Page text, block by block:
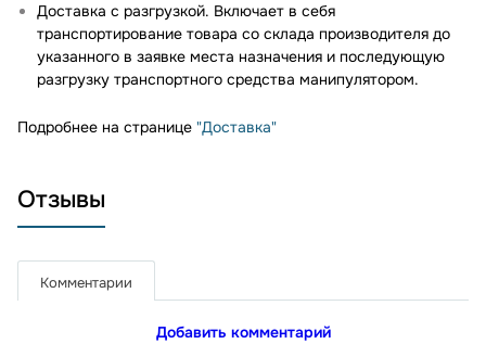
Доставка с разгрузкой. Включает в себя
транспортирование товара со склада производителя до
указанного в заявке места назначения и последующую
разгрузку транспортного средства манипулятором.
Подробнее на странице "Доставка"
Отзывы
Комментарии
Добавить комментарий